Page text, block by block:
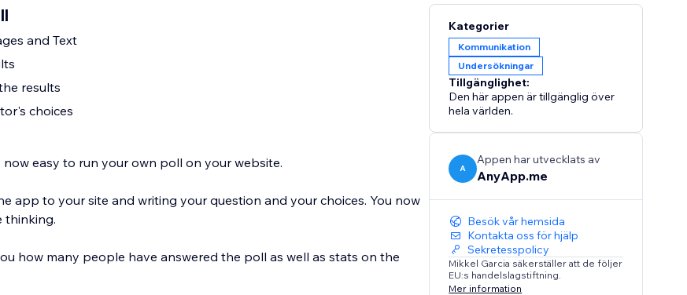
and Text
results
choices
easy to run your own poll on your website.
app to your site and writing your question and your choices. You now
thinking.
how many people have answered the poll as well as stats on the
Kategorier
Kommunikation
Undersökningar
Tillgänglighet:
Den här appen är tillgänglig över
hela världen.
A
Appen har utvecklats av
AnyApp.me
Besök vår hemsida
Kontakta oss för hjälp
Sekretesspolicy
Mikkel Garcia säkerställer att de följer
EU:s handelslagstiftning.
Mer information